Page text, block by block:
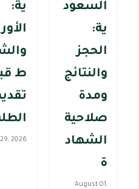
السعود
ية:
الحجز
والنتائج
ومدة
صلاحية
الشهاد
ة
August 01,
ية:
ط
29, 2026